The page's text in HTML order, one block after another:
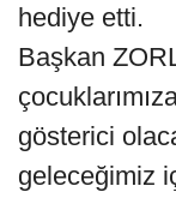
hediye etti.
Başkan
gösterici
geleceğimiz